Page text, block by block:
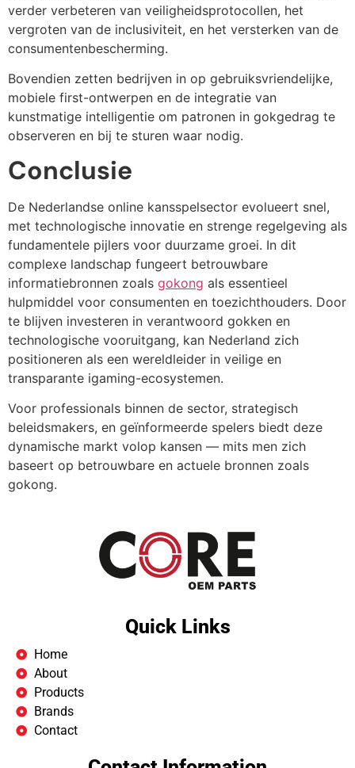
verder verbeteren van veiligheidsprotocollen, het
vergroten van de inclusiviteit, en het versterken van de
consumentenbescherming.
Bovendien zetten bedrijven in op gebruiksvriendelijke,
mobiele first-ontwerpen en de integratie van
kunstmatige intelligentie om patronen in gokgedrag te
observeren en bij te sturen waar nodig.
Conclusie
De Nederlandse online kansspelsector evolueert snel,
met technologische innovatie en strenge regelgeving als
fundamentele pijlers voor duurzame groei. In dit
complexe landschap fungeert betrouwbare
informatiebronnen zoals gokong als essentieel
hulpmiddel voor consumenten en toezichthouders. Door
te blijven investeren in verantwoord gokken en
technologische vooruitgang, kan Nederland zich
positioneren als een wereldleider in veilige en
transparante igaming-ecosystemen.
Voor professionals binnen de sector, strategisch
beleidsmakers, en geïnformeerde spelers biedt deze
dynamische markt volop kansen — mits men zich
baseert op betrouwbare en actuele bronnen zoals
gokong.
Quick Links
Home
About
Products
Brands
Contact